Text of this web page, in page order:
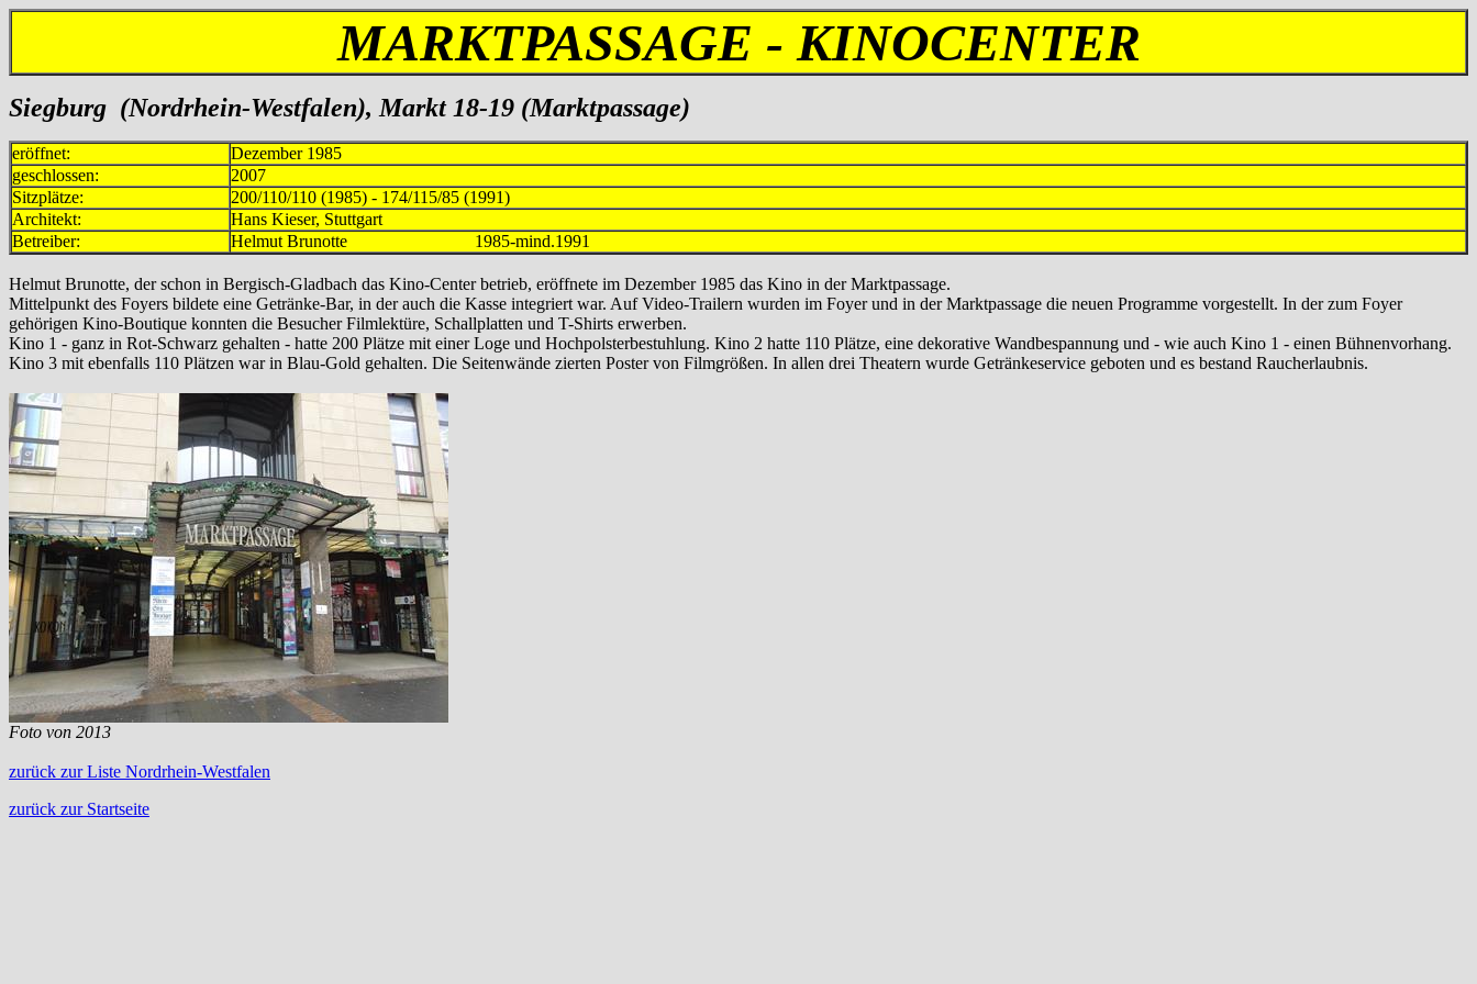
MARKTPASSAGE - KINOCENTER
Siegburg (Nordrhein-Westfalen), Markt 18-19 (Marktpassage)
eröffnet:
Dezember 1985
geschlossen:
2007
Sitzplätze:
200/110/110 (1985) - 174/115/85 (1991)
Architekt:
Hans Kieser, Stuttgart
Betreiber:
Helmut Brunotte 1985-mind.1991
Helmut Brunotte, der schon in Bergisch-Gladbach das Kino-Center betrieb, eröffnete im Dezember 1985 das Kino in der Marktpassage.
Mittelpunkt des Foyers bildete eine Getränke-Bar, in der auch die Kasse integriert war. Auf Video-Trailern wurden im Foyer und in der Marktpassage die neuen Programme vorgestellt. In der zum Foyer
gehörigen Kino-Boutique konnten die Besucher Filmlektüre, Schallplatten und T-Shirts erwerben.
Kino 1 - ganz in Rot-Schwarz gehalten - hatte 200 Plätze mit einer Loge und Hochpolsterbestuhlung. Kino 2 hatte 110 Plätze, eine dekorative Wandbespannung und - wie auch Kino 1 - einen Bühnenvorhang.
Kino 3 mit ebenfalls 110 Plätzen war in Blau-Gold gehalten. Die Seitenwände zierten Poster von Filmgrößen. In allen drei Theatern wurde Getränkeservice geboten und es bestand Raucherlaubnis.
Foto von 2013
zurück zur Liste Nordrhein-Westfalen
zurück zur Startseite